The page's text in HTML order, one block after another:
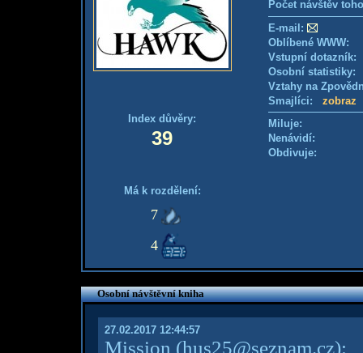
Index důvěry:
39
Má k rozdělení:
7
4
Počet návštěv
E-mail:
Oblíbené WWW:
Vstupní
Osobní
Vztahy na
Smajlíci: zobraz
Miluje:
Nenávidí:
Obdivuje:
Osobní návštěvní kniha
27.02.2017 12:44:57
Mission (hus25@seznam.cz):